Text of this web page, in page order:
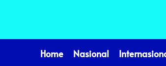
Home Nasional